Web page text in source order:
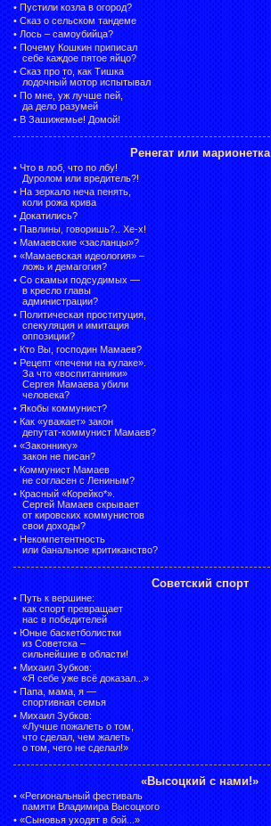
• Пустили козла в огород?
• Сказ о сельском тандеме
• Лось – самоубийца?
• Почему Кошкин приписал
себе каждое пятое яйцо?
• Сказ про то, как Тишка
лодочный мотор испытывал
• По мне, уж лучше пей,
да дело разумей
• В Зашижемье! Домой!
Ренегат или марионетка
• Что в лоб, что по лбу!
Дуролом или вредитель?!
• На зеркало неча пенять,
коли рожа крива
• Докатились?
• Павлины, говоришь?.. Хе-х!
• Мамаевские «засланцы»?
• «Мамаевская идеология» –
ложь и демагогия?
• Со скамьи подсудимых —
в кресло главы
администрации?
• Политическая проституция,
спекуляция и имитация
оппозиции?
• Кто Вы, господин Мамаев?
• Рецепт «печени на кулаке».
За что «воспитанники»
Сергея Мамаева убили
человека?
• Якобы коммунист?
• Как «уважает» закон
депутат-коммунист Мамаев?
• «Законнику»
закон не писан?
• Коммунист Мамаев
не согласен с Лениным?
• Красный «Корейко*».
Сергей Мамаев скрывает
от кировских коммунистов
свои доходы?
• Некомпетентность
или банальное критиканство?
Советский спорт
• Путь к вершине:
как спорт превращает
нас в победителей
• Юные баскетболистки
из Советска –
сильнейшие в области!
• Михаил Зубков:
«Я себе уже всё доказал...»
• Папа, мама, я —
спортивная семья
• Михаил Зубков:
«Лучше пожалеть о том,
что сделал, чем жалеть
о том, чего не сделал!»
«Высоцкий с нами!»
• «Региональный фестиваль
памяти Владимира Высоцкого
• «Сыновья уходят в бой...»